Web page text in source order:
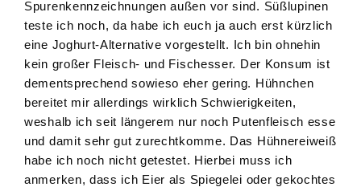
Spurenkennzeichnungen außen vor sind. Süßlupinen
teste ich noch, da habe ich euch ja auch erst kürzlich
eine Joghurt-Alternative vorgestellt. Ich bin ohnehin
kein großer Fleisch- und Fischesser. Der Konsum ist
dementsprechend sowieso eher gering. Hühnchen
bereitet mir allerdings wirklich Schwierigkeiten,
weshalb ich seit längerem nur noch Putenfleisch esse
und damit sehr gut zurechtkomme. Das Hühnereiweiß
habe ich noch nicht getestet. Hierbei muss ich
anmerken, dass ich Eier als Spiegelei oder gekochtes